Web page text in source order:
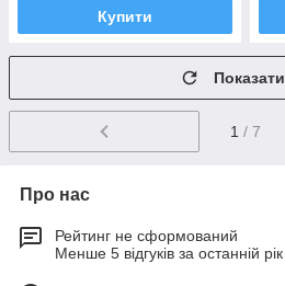
Купити
1 / 7
Про нас
Рейтинг не сформований
Менше 5 відгуків за останній рік